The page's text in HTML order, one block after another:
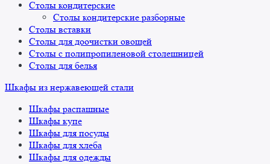
Столы кондитерские
Столы кондитерские разборные
Столы вставки
Столы для доочистки овощей
Столы с полипропиленовой столешницей
Столы для белья
Шкафы из нержавеющей стали
Шкафы распашные
Шкафы купе
Шкафы для посуды
Шкафы для хлеба
Шкафы для одежды